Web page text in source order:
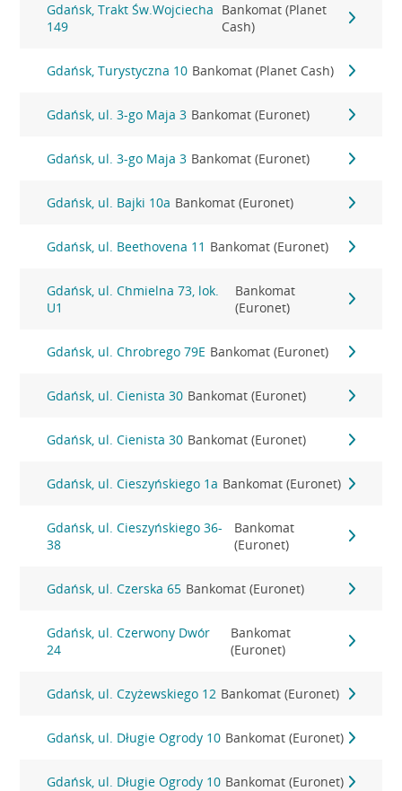
Gdańsk, Trakt Św.Wojciecha
149
Bankomat (Planet
Cash)
Gdańsk, Turystyczna 10 Bankomat (Planet Cash)
Gdańsk, ul. 3-go Maja 3 Bankomat (Euronet)
Gdańsk, ul. 3-go Maja 3 Bankomat (Euronet)
Gdańsk, ul. Bajki 10a Bankomat (Euronet)
Gdańsk, ul. Beethovena 11 Bankomat (Euronet)
Gdańsk, ul. Chmielna 73, lok.
U1
Bankomat
(Euronet)
Gdańsk, ul. Chrobrego 79E Bankomat (Euronet)
Gdańsk, ul. Cienista 30 Bankomat (Euronet)
Gdańsk, ul. Cienista 30 Bankomat (Euronet)
Gdańsk, ul. Cieszyńskiego 1a Bankomat (Euronet)
Gdańsk, ul. Cieszyńskiego 36-
38
Bankomat
(Euronet)
Gdańsk, ul. Czerska 65 Bankomat (Euronet)
Gdańsk, ul. Czerwony Dwór
24
Bankomat
(Euronet)
Gdańsk, ul. Czyżewskiego 12 Bankomat (Euronet)
Gdańsk, ul. Długie Ogrody 10 Bankomat (Euronet)
Gdańsk, ul. Długie Ogrody 10 Bankomat (Euronet)